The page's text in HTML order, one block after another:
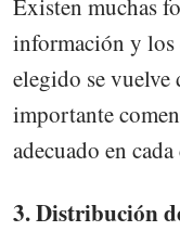
Existen muchas
información y los
elegido se
importante
adecuado en
3. Distribución